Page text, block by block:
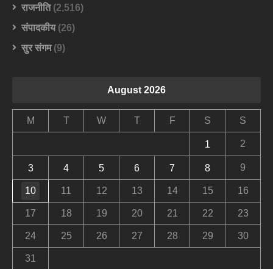
राजनीति(2,516)
संपादकीय(26)
सुर संगम(9)
August 2026
M T W T F S S
1 2
3 4 5 6 7 8 9
10 11 12 13 14 15 16
17 18 19 20 21 22 23
24 25 26 27 28 29 30
31